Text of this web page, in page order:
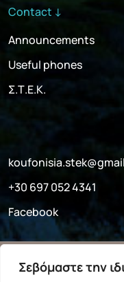
Σεβόμαστε την
Contact ↓
Announcements
Useful phones
Σ.Τ.Ε.Κ.
+30 697 052 4341
Facebook
© 2025 Association of